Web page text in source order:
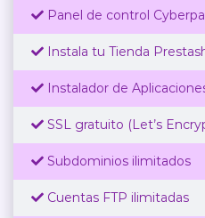
Panel de control
Instala tu Tienda
Instalador de
SSL gratuito (Let’s
Subdominios ilimitados
Cuentas FTP ilimitadas